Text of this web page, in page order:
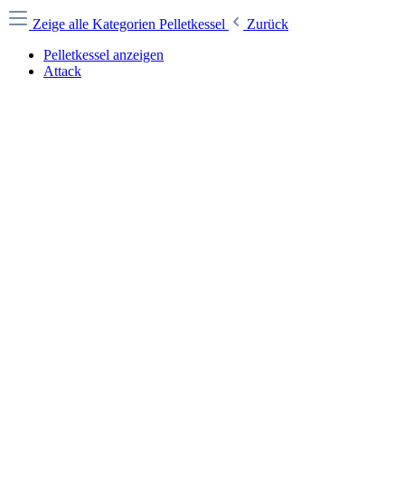
Zeige alle Kategorien Pelletkessel
Zurück
Pelletkessel anzeigen
Attack